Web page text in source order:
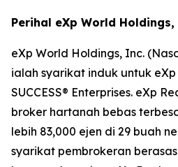
Perihal eXp World
eXp World Holdings, Inc.
ialah syarikat induk untuk
SUCCESS® Enterprises. eXp
broker hartanah bebas
lebih 83,000 ejen di 29 buah
syarikat pembrokeran